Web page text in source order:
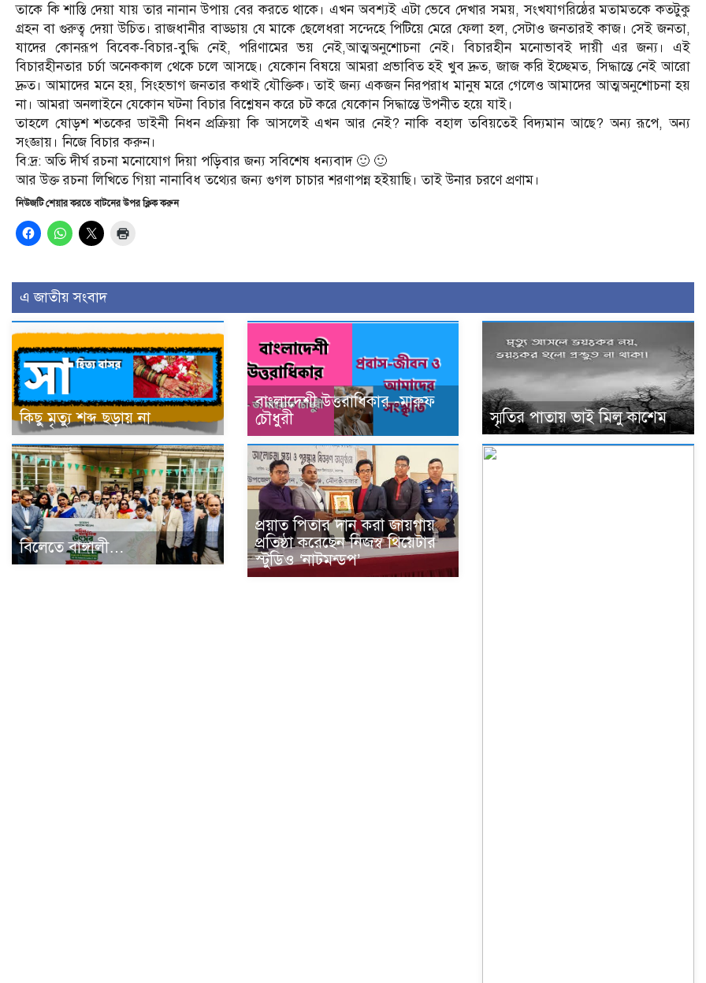
তাকে কি শাস্তি দেয়া যায় তার নানান উপায় বের করতে থাকে। এখন অবশ্যই এটা ভেবে দেখার সময়, সংখযাগরিষ্ঠের মতামতকে কতটুকু
গ্রহন বা গুরুত্ব দেয়া উচিত। রাজধানীর বাড্ডায় যে মাকে ছেলেধরা সন্দেহে পিটিয়ে মেরে ফেলা হল, সেটাও জনতারই কাজ। সেই জনতা,
যাদের কোনরূপ বিবেক-বিচার-বুদ্ধি নেই, পরিণামের ভয় নেই,আত্মঅনুশোচনা নেই। বিচারহীন মনোভাবই দায়ী এর জন্য। এই
বিচারহীনতার চর্চা অনেককাল থেকে চলে আসছে। যেকোন বিষয়ে আমরা প্রভাবিত হই খুব দ্রুত, জাজ করি ইচ্ছেমত, সিদ্ধান্তে নেই আরো
দ্রুত। আমাদের মনে হয়, সিংহভাগ জনতার কথাই যৌক্তিক। তাই জন্য একজন নিরপরাধ মানুষ মরে গেলেও আমাদের আত্মঅনুশোচনা হয়
না। আমরা অনলাইনে যেকোন ঘটনা বিচার বিশ্লেষন করে চট করে যেকোন সিদ্ধান্তে উপনীত হয়ে যাই।
তাহলে ষোড়শ শতকের ডাইনী নিধন প্রক্রিয়া কি আসলেই এখন আর নেই? নাকি বহাল তবিয়তেই বিদ্যমান আছে? অন্য রূপে, অন্য
সংজ্ঞায়। নিজে বিচার করুন।
বি:দ্র: অতি দীর্ঘ রচনা মনোযোগ দিয়া পড়িবার জন্য সবিশেষ ধন্যবাদ 🙂 🙂
আর উক্ত রচনা লিখিতে গিয়া নানাবিধ তথ্যের জন্য গুগল চাচার শরণাপন্ন হইয়াছি। তাই উনার চরণে প্রণাম।
নিউজটি শেয়ার করতে বাটনের উপর ক্লিক করুন
এ জাতীয় সংবাদ
কিছু মৃত্যু শব্দ ছড়ায় না
বাংলাদেশী উত্তরাধিকার -মারুফ
চৌধুরী
স্মৃতির পাতায় ভাই মিলু কাশেম
বিলেতে বাঙ্গালী…
প্রয়াত পিতার দান করা জায়গায়
প্রতিষ্ঠা করেছেন নিজস্ব থিয়েটার
স্টুডিও ‘নাটমন্ডপ’